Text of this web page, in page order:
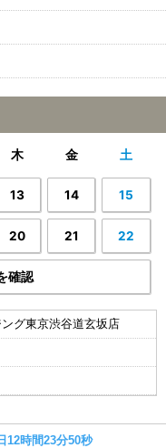
木 金 土
13 14 15
20 21 22
確認
グ東京渋谷道玄坂店
12時間23分49秒